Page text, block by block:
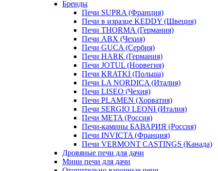
Бренды
Печи SUPRA (Франция)
Печи в изразце KEDDY (Швеция)
Печи THORMA (Германия)
Печи ABX (Чехия)
Печи GUCA (Сербия)
Печи HARK (Германия)
Печи JOTUL (Норвегия)
Печи KRATKI (Польша)
Печи LA NORDICA (Италия)
Печи LISEO (Чехия)
Печи PLAMEN (Хорватия)
Печи SERGIO LEONI (Италия)
Печи META (Россия)
Печи-камины БАВАРИЯ (Россия)
Печи INVICTA (Франция)
Печи VERMONT CASTINGS (Канада)
Дровяные печи для дачи
Мини печи для дачи